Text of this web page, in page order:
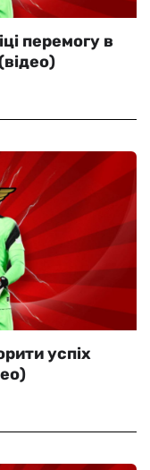
перемогу в
успіх